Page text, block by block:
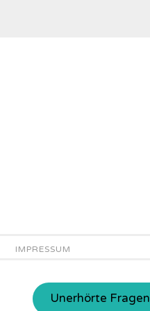
IMPRESSUM
Unerhörte Fragen